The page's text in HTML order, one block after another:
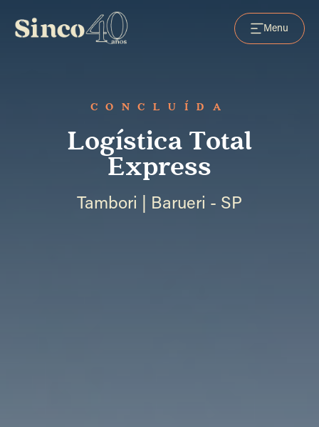
Menu
CONCLUÍDA
Logística Total
Express
Tambori | Barueri - SP